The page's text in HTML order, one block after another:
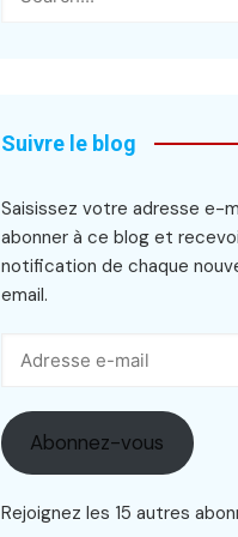
Suivre le blog
Saisissez votre adresse e-
abonner à ce blog et
notification de chaque
email.
Abonnez-vous
Rejoignez les 15 autres